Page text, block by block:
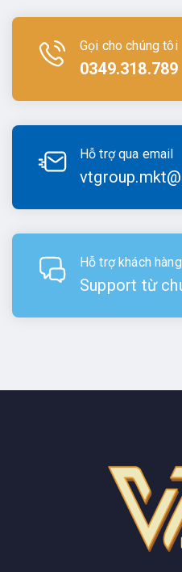
Gọi cho chúng tôi
0349.318.789
Hỗ trợ qua email
Hỗ trợ khách hàng
Support từ